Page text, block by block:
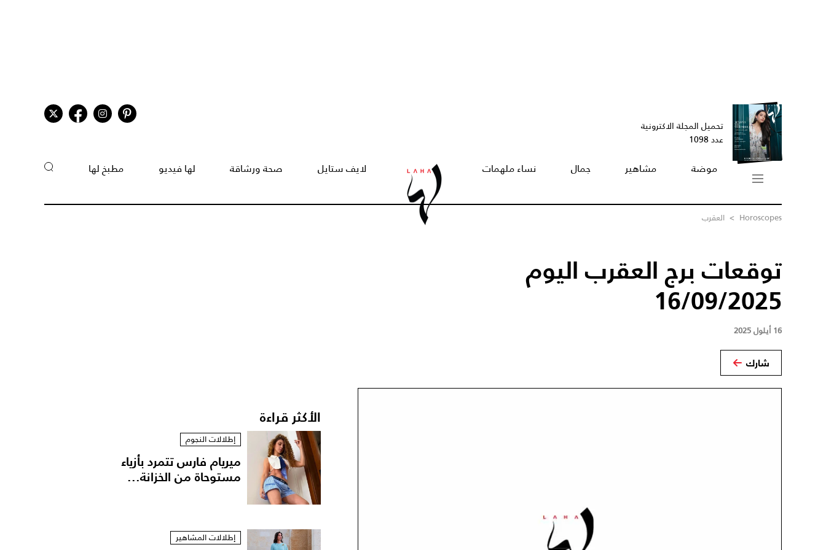
تحميل المجلة الاكترونية
عدد 1098
موضة مشاهير جمال نساء ملهمات لايف ستايل صحة ورشاقة لها فيديو مطبخ لها
Horoscopes
> العقرب
توقعات برج العقرب اليوم
16/09/2025
16 أيلول 2025
شارك
الأكثر قراءة
إطلالات النجوم
ميريام فارس تتمرد بأزياء
مستوحاة من الخزانة...
إطلالات المشاهير